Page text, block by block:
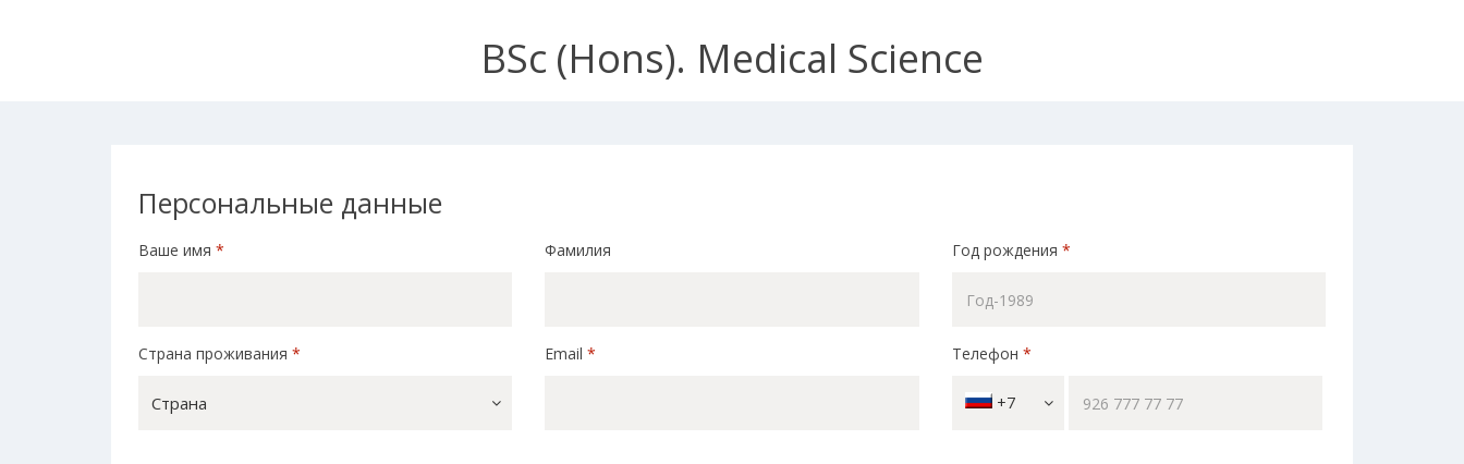
BSc (Hons). Medical Science
Персональные данные
Ваше имя * Фамилия Год рождения *
Страна проживания *
Страна
Email* Телефон *
+7